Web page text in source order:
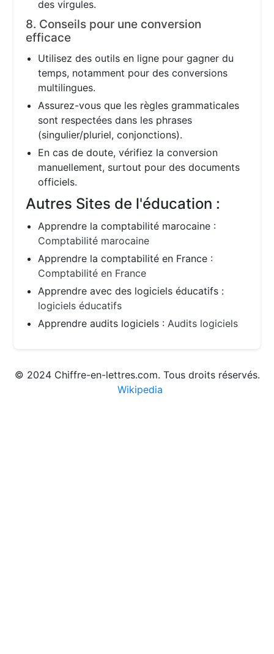
des virgules.
8. Conseils pour une conversion
efficace
Utilisez des outils en ligne pour gagner du
temps, notamment pour des conversions
multilingues.
Assurez-vous que les règles grammaticales
sont respectées dans les phrases
(singulier/pluriel, conjonctions).
En cas de doute, vérifiez la conversion
manuellement, surtout pour des documents
officiels.
Autres Sites de l'éducation :
Apprendre la comptabilité marocaine :
Comptabilité marocaine
Apprendre la comptabilité en France :
Comptabilité en France
Apprendre avec des logiciels éducatifs :
logiciels éducatifs
Apprendre audits logiciels :Audits logiciels
© 2024 Chiffre-en-lettres.com. Tous droits réservés.
Wikipedia